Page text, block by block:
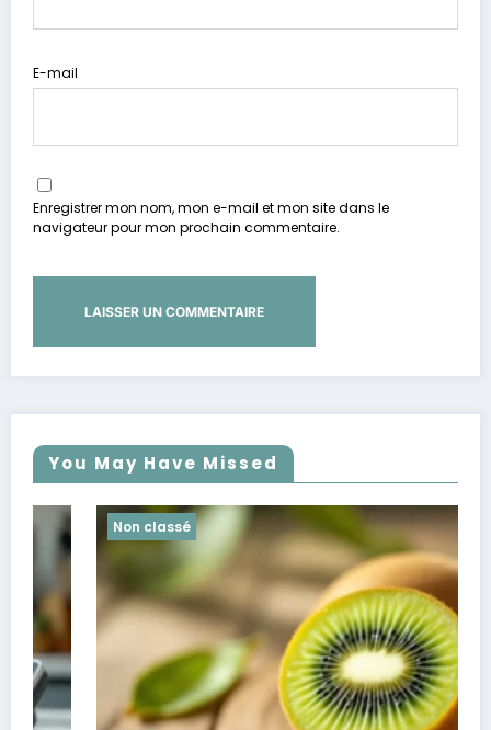
E-mail
Enregistrer mon nom, mon e-mail et mon site dans le
navigateur pour mon prochain commentaire.
You May Have Missed
Non classé